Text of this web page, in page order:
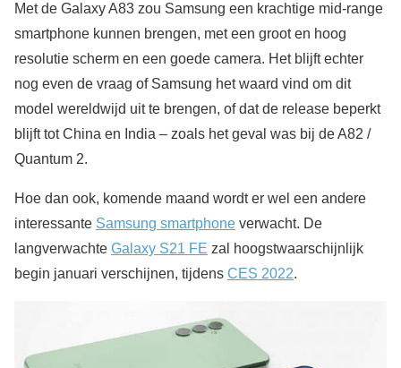
Met de Galaxy A83 zou Samsung een krachtige mid-range
smartphone kunnen brengen, met een groot en hoog
resolutie scherm en een goede camera. Het blijft echter
nog even de vraag of Samsung het waard vind om dit
model wereldwijd uit te brengen, of dat de release beperkt
blijft tot China en India – zoals het geval was bij de A82 /
Quantum 2.
Hoe dan ook, komende maand wordt er wel een andere
interessante Samsung smartphone verwacht. De
langverwachte Galaxy S21 FE zal hoogstwaarschijnlijk
begin januari verschijnen, tijdens CES 2022.